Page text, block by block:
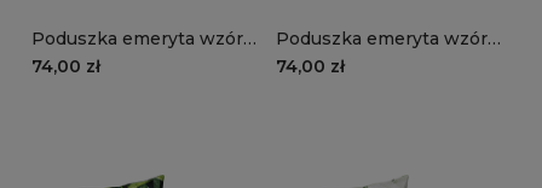
Poduszka emeryta wzór
EM08 | piwo
74,00 zł
Poduszka emeryta wzór
EM07 | góry
74,00 zł